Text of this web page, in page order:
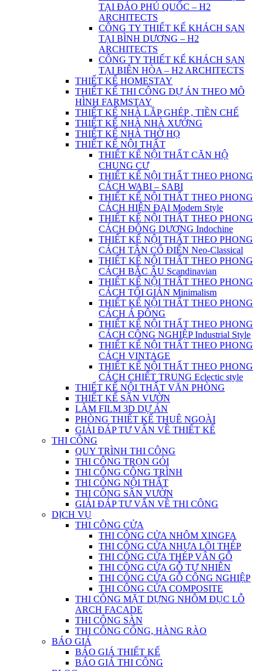
TẠI ĐẢO PHÚ QUỐC – H2
ARCHITECTS
CÔNG TY THIẾT KẾ KHÁCH SẠN
TẠI BÌNH DƯƠNG – H2
ARCHITECTS
CÔNG TY THIẾT KẾ KHÁCH SẠN
TẠI BIÊN HÒA – H2 ARCHITECTS
THIẾT KẾ HOMESTAY
THIẾT KẾ THI CÔNG DỰ ÁN THEO MÔ
HÌNH FARMSTAY
THIẾT KẾ NHÀ LẮP GHÉP , TIỀN CHẾ
THIẾT KẾ NHÀ NHÀ XƯỞNG
THIẾT KẾ NHÀ THỜ HỌ
THIẾT KẾ NỘI THẤT
THIẾT KẾ NỘI THẤT CĂN HỘ
CHUNG CƯ
THIẾT KẾ NỘI THẤT THEO PHONG
CÁCH WABI – SABI
THIẾT KẾ NỘI THẤT THEO PHONG
CÁCH HIỆN ĐẠI Modern Style
THIẾT KẾ NỘI THẤT THEO PHONG
CÁCH ĐÔNG DƯƠNG Indochine
THIẾT KẾ NỘI THẤT THEO PHONG
CÁCH TÂN CỔ ĐIỂN Neo-Classical
THIẾT KẾ NỘI THẤT THEO PHONG
CÁCH BẮC ÂU Scandinavian
THIẾT KẾ NỘI THẤT THEO PHONG
CÁCH TỐI GIẢN Minimalism
THIẾT KẾ NỘI THẤT THEO PHONG
CÁCH Á ĐÔNG
THIẾT KẾ NỘI THẤT THEO PHONG
CÁCH CÔNG NGHIỆP Industrial Style
THIẾT KẾ NỘI THẤT THEO PHONG
CÁCH VINTAGE
THIẾT KẾ NỘI THẤT THEO PHONG
CÁCH CHIẾT TRUNG Eclectic style
THIẾT KẾ NỘI THẤT VĂN PHÒNG
THIẾT KẾ SÂN VƯỜN
LÀM FILM 3D DỰ ÁN
PHÒNG THIẾT KẾ THUÊ NGOÀI
GIẢI ĐÁP TƯ VẤN VỀ THIẾT KẾ
THI CÔNG
QUY TRÌNH THI CÔNG
THI CÔNG TRỌN GÓI
THI CÔNG CÔNG TRÌNH
THI CÔNG NỘI THẤT
THI CÔNG SÂN VƯỜN
GIẢI ĐÁP TƯ VẤN VỀ THI CÔNG
DỊCH VỤ
THI CÔNG CỬA
THI CÔNG CỬA NHÔM XINGFA
THI CÔNG CỬA NHỰA LÕI THÉP
THI CÔNG CỬA THÉP VÂN GỖ
THI CÔNG CỬA GỖ TỰ NHIÊN
THI CÔNG CỬA GỖ CÔNG NGHIỆP
THI CÔNG CỬA COMPOSITE
THI CÔNG MẶT DỰNG NHÔM ĐỤC LỖ
ARCH FACADE
THI CÔNG SÀN
THI CÔNG CỔNG, HÀNG RÀO
BÁO GIÁ
BÁO GIÁ THIẾT KẾ
BÁO GIÁ THI CÔNG